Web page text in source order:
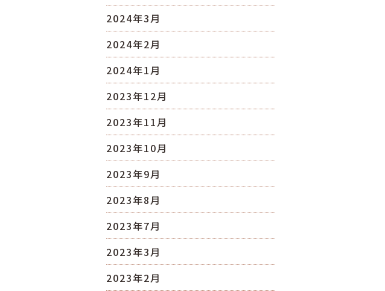
2024年3月
2024年2月
2024年1月
2023年12月
2023年11月
2023年10月
2023年9月
2023年8月
2023年7月
2023年3月
2023年2月